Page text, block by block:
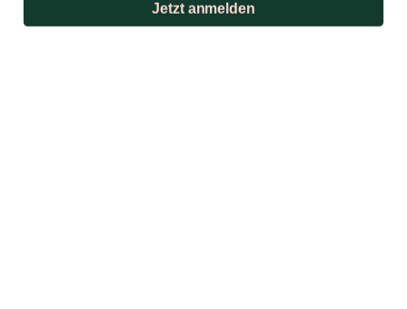
Jetzt anmelden